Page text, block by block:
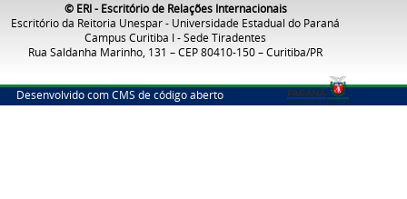
© ERI - Escritório de Relações Internacionais
Escritório da Reitoria Unespar - Universidade Estadual do Paraná
Campus Curitiba I - Sede Tiradentes
Rua Saldanha Marinho, 131 – CEP 80410-150 – Curitiba/PR
Desenvolvido com CMS de código aberto